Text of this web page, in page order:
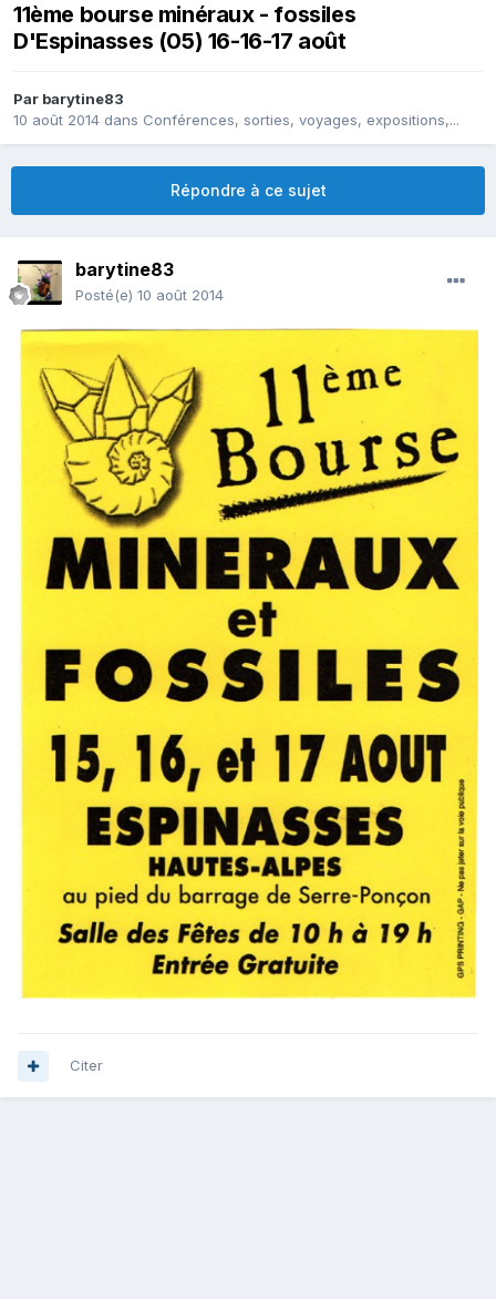
11ème bourse minéraux - fossiles
D'Espinasses (05) 16-16-17 août
Par barytine83
10 août 2014 dans Conférences, sorties, voyages, expositions,...
Répondre à ce sujet
barytine83
Posté(e) 10 août 2014
Citer